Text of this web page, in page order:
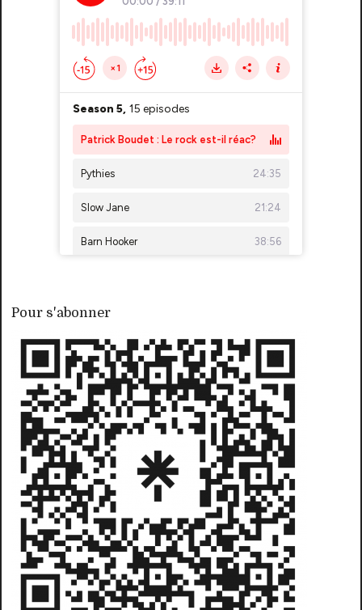
Pour s'abonner